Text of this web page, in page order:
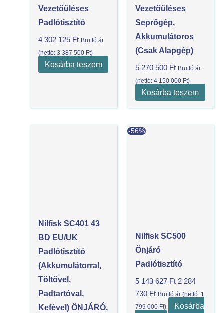
Vezetőüléses
Padlótisztító
4 302 125 Ft Bruttó ár
(nettó:3 387 500 Ft)
Kosárba teszem
Vezetőüléses
Seprőgép,
Akkumulátoros
(csak Alapgép)
5 270 500 Ft Bruttó ár
(nettó: 4 150 000 Ft)
Kosárba teszem
Nilfisk SC401 43
BD EU/UK
Padlótisztító
(akkumulátorral,
Töltővel,
Padtartóval,
Kefével) ÖNJÁRÓ,
-56%
Nilfisk SC500
Önjáró
Padlótisztító
5 143 627Ft 2 284
730 Ft Bruttó ár (nettó: 1
799 000 Ft)
Kosárba